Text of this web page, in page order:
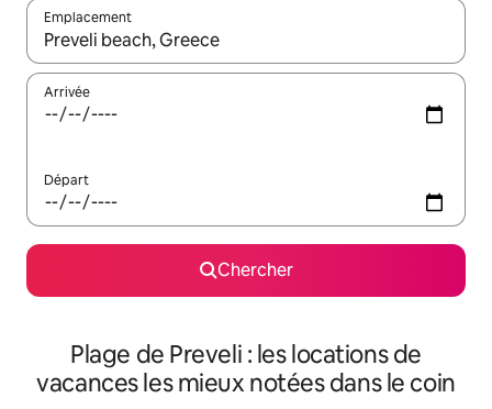
Emplacement
Quand les résultats sont affichés, parcourez-les en utilisant
Arrivée
Départ
Chercher
Plage de Preveli : les locations de
vacances les mieux notées dans le coin